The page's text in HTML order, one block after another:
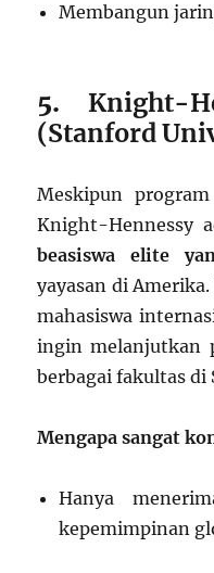
Membangun
5. Knight-
(Stanford
Meskipun
Knight-Hennessy
beasiswa elite
yayasan di
mahasiswa
ingin melanjutkan
berbagai fakultas di
Mengapa sangat
Hanya
kepemimpinan